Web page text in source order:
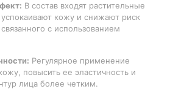
В состав входят растительные
кожу и снижают риск
с использованием
Регулярное применение
повысить ее эластичность и
лица более четким.